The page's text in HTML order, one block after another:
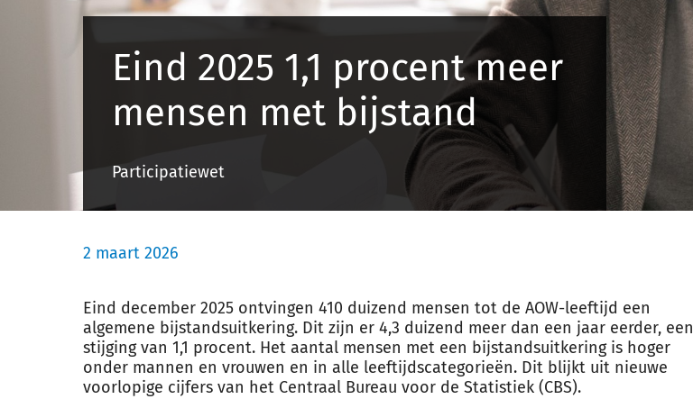
Eind 2025 1,1 procent meer
mensen met bijstand
Participatiewet
2 maart 2026
Eind december 2025 ontvingen 410 duizend mensen tot de AOW-leeftijd een
algemene bijstandsuitkering. Dit zijn er 4,3 duizend meer dan een jaar eerder, een
stijging van 1,1 procent. Het aantal mensen met een bijstandsuitkering is hoger
onder mannen en vrouwen en in alle leeftijdscategorieën. Dit blijkt uit nieuwe
voorlopige cijfers van het Centraal Bureau voor de Statistiek (CBS).